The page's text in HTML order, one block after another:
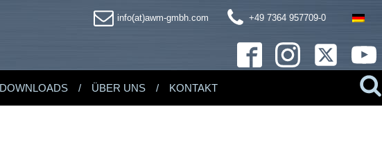
info(at)awm-gmbh.com +49 7364 957709-0
DOWNLOADS ÜBER UNS KONTAKT